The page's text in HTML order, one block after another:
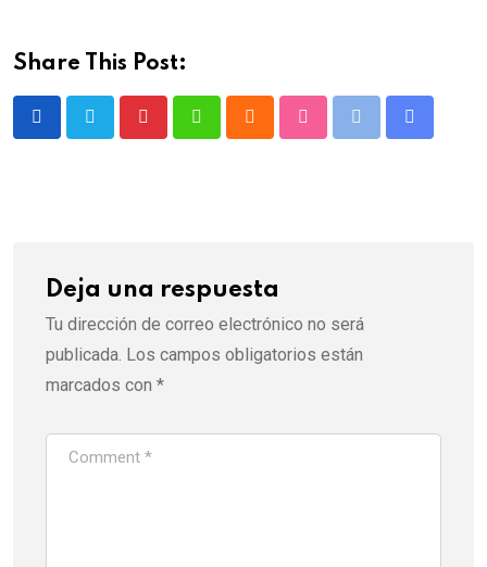
Share This Post:
Deja una respuesta
Tu dirección de correo electrónico no será
publicada. Los campos obligatorios están
marcados con *